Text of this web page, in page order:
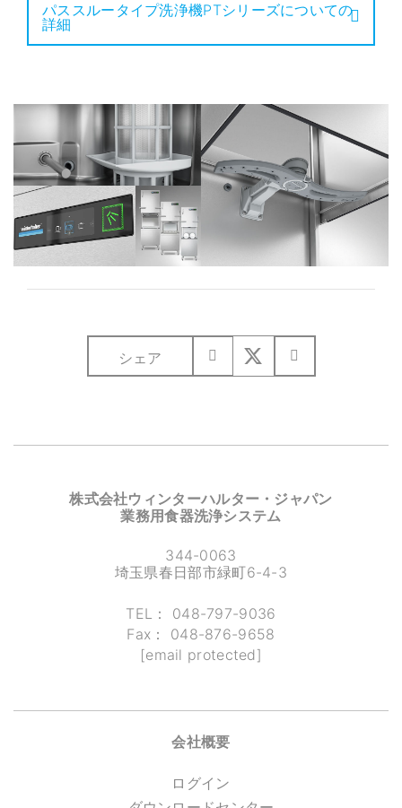
パススルータイプ洗浄機PTシリーズについての
詳細
シェア
株式会社ウィンターハルター・ジャパン
業務用食器洗浄システム
344-0063
埼玉県春日部市緑町6-4-3
TEL： 048-797-9036
Fax： 048-876-9658
[email protected]
会社概要
ログイン